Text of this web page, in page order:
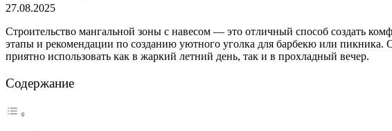
27.08.2025
Строительство мангальной зоны с навесом — это отличный способ создать
этапы и рекомендации по созданию уютного уголка для барбекю или пикника.
приятно использовать как в жаркий летний день, так и в прохладный вечер.
Содержание